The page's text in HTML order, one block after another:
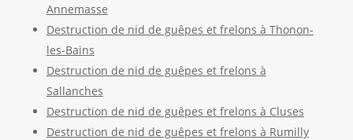
Annemasse
Destruction de nid de guêpes et frelons à Thonon-
les-Bains
Destruction de nid de guêpes et frelons à
Sallanches
Destruction de nid de guêpes et frelons à Cluses
Destruction de nid de guêpes et frelons à Rumilly